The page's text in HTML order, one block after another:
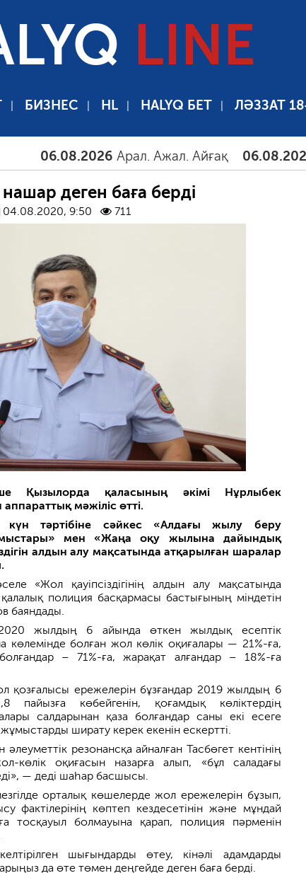
LINE
БИЗНЕС HL HALYQ БЕТ ЛӘЗЗАТ
06.08.2026 Арал. Ажал. Айғақ 06.08.2026
деген баға берді
04.08.2020, 9:50 711
Қызылорда қаласының әкімі Нұрлыбек
мәжіліс өтті.
күн тәртібіне сәйкес «Алдағы жылу беру
мен «Жаңа оқу жылына дайындық
алдын алу мақсатында атқарылған шаралар
«Жол қауіпсіздігінің алдын алу мақсатында
полиция басқармасы бастығының міндетін
баяндады.
жылдың 6 айында өткен жылдық есептік
көлемінде болған жол көлік оқиғалары — 21%-ға,
– 71%-ға, жарақат алғандар – 18%-ға
қозғалысы ережелерін бұзғандар 2019 жылдың 6
пайызға көбейгенін, қоғамдық көліктердің
салдарынан қаза болғандар саны екі есеге
ширату керек екенін ескертті.
әлеуметтік резонансқа айналған Тасбөгет кентінің
көлік оқиғасын назарға алып, «бұл саладағы
— деді шаһар басшысы.
орталық көшелерде жол ережелерін бұзып,
фактілерінің көптеп кездесетінін және мұндай
тосқауыл болмауына қарап, полиция пәрменін
шығындарды өтеу, кінәлі адамдарды
да өте төмен деңгейде деген баға берді.